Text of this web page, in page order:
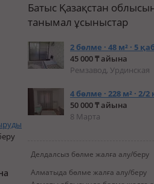
Батыс Қазақстан
танымал ұсыныстар
2 бөлме · 48 м² · 5
45 000 ₸ айына
Ремзавод, Урдинская
4 бөлме · 228 м² · 2/2
50 000 ₸ айына
8 Марта
Делдалсыз бөлме жалға алу/беру
Алматыда бөлме жалға алу/беру